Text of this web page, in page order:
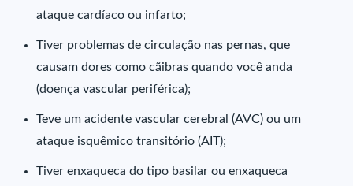
ataque cardíaco ou infarto;
Tiver problemas de circulação nas pernas, que
causam dores como cãibras quando você anda
(doença vascular periférica);
Teve um acidente vascular cerebral (AVC) ou um
ataque isquêmico transitório (AIT);
Tiver enxaqueca do tipo basilar ou enxaqueca